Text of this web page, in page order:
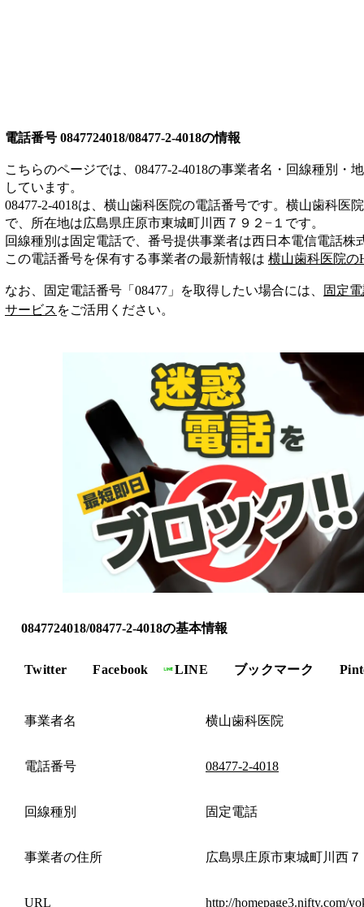
電話番号 0847724018/08477-2-4018の情報
こちらのページでは、 08477-2-4018の事業者名・回線種別・
しています。
08477-2-4018は、 横山歯科医院の電話番号です。 横山歯科医
で、所在地は広島県庄原市東城町川西７９２−１ です。
回線種別は固定電話で、番号提供事業者は西日本電信電話株
この電話番号を保有する事業者の最新情報は 横山歯科医院の
なお、固定電話番号「 08477 」を取得したい場合には、
固定
サービス をご活用ください。
0847724018/08477-2-4018の基本情報
Twitter Facebook LINE ブックマーク
事業者名 横山歯科医院
電話番号 08477-2-4018
回線種別 固定電話
事業者の住所 広島県庄原市東城町川西
URL http://homepage3.nifty.com/